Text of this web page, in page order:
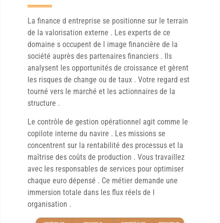
La finance d entreprise se positionne sur le terrain
de la valorisation externe . Les experts de ce
domaine s occupent de l image financière de la
société auprès des partenaires financiers . Ils
analysent les opportunités de croissance et gèrent
les risques de change ou de taux . Votre regard est
tourné vers le marché et les actionnaires de la
structure .
Le contrôle de gestion opérationnel agit comme le
copilote interne du navire . Les missions se
concentrent sur la rentabilité des processus et la
maîtrise des coûts de production . Vous travaillez
avec les responsables de services pour optimiser
chaque euro dépensé . Ce métier demande une
immersion totale dans les flux réels de l
organisation .